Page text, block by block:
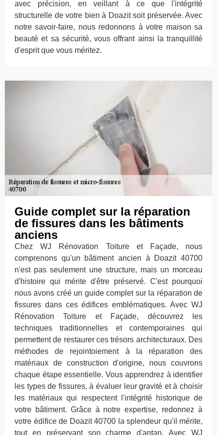
avec précision, en veillant à ce que l'intégrité
structurelle de votre bien à Doazit soit préservée. Avec
notre savoir-faire, nous redonnons à votre maison sa
beauté et sa sécurité, vous offrant ainsi la tranquillité
d'esprit que vous méritez.
Guide complet sur la réparation
de fissures dans les bâtiments
anciens
Chez WJ Rénovation Toiture et Façade, nous
comprenons qu'un bâtiment ancien à Doazit 40700
n'est pas seulement une structure, mais un morceau
d'histoire qui mérite d'être préservé. C'est pourquoi
nous avons créé un guide complet sur la réparation de
fissures dans ces édifices emblématiques. Avec WJ
Rénovation Toiture et Façade, découvrez les
techniques traditionnelles et contemporaines qui
permettent de restaurer ces trésors architecturaux. Des
méthodes de rejointoiement à la réparation des
matériaux de construction d'origine, nous couvrons
chaque étape essentielle. Vous apprendrez à identifier
les types de fissures, à évaluer leur gravité et à choisir
les matériaux qui respectent l'intégrité historique de
votre bâtiment. Grâce à notre expertise, redonnez à
votre édifice de Doazit 40700 la splendeur qu'il mérite,
tout en préservant son charme d'antan. Avec WJ